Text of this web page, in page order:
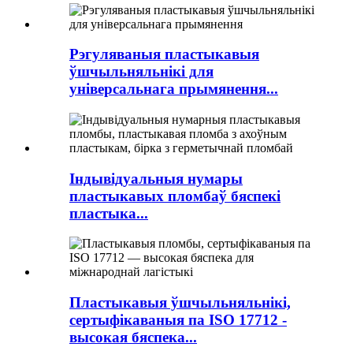
Рэгуляваныя пластыкавыя
ўшчыльняльнікі для
універсальнага прымянення...
Індывідуальныя нумары
пластыкавых пломбаў бяспекі
пластыка...
Пластыкавыя ўшчыльняльнікі,
сертыфікаваныя па ISO 17712 -
высокая бяспека...